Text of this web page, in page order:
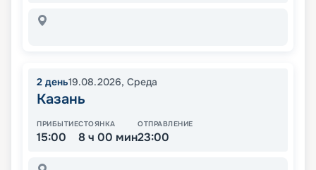
2 день19.08.2026, Среда
Казань
ПРИБЫТИЕ
15:00
СТОЯНКА
8 ч 00 мин
ОТПРАВЛЕНИЕ
23:00